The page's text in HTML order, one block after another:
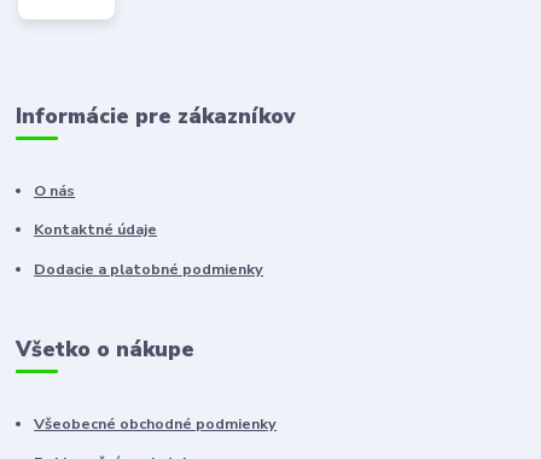
Informácie pre zákazníkov
O nás
Kontaktné údaje
Dodacie a platobné podmienky
Všetko o nákupe
Všeobecné obchodné podmienky